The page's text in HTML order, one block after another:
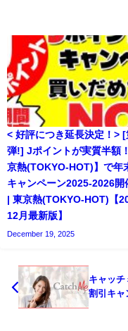
< 好評につき延長決定！> [
弾!] Jポイントが実質半額
京熱(TOKYO-HOT)】で年
キャンペーン2025-2026開
| 東京熱(TOKYO-HOT)【
12月最新版】
December 19, 2025
キャッチ
割引キャ